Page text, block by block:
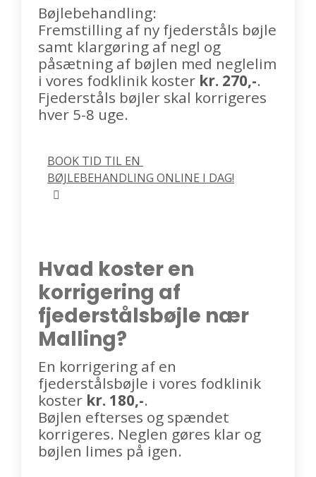
Bøjlebehandling:
Fremstilling af ny fjederståls bøjle
samt klargøring af negl og
påsætning af bøjlen med neglelim
i vores fodklinik koster kr. 270,-.
Fjederståls bøjler skal korrigeres
hver 5-8 uge.
BOOK TID TIL EN
BØJLEBEHANDLING ONLINE I DAG!
Hvad koster en
korrigering af
fjederstålsbøjle nær
Malling?
En korrigering af en
fjederstålsbøjle i vores fodklinik
koster kr. 180,-.
Bøjlen efterses og spændet
korrigeres. Neglen gøres klar og
bøjlen limes på igen.